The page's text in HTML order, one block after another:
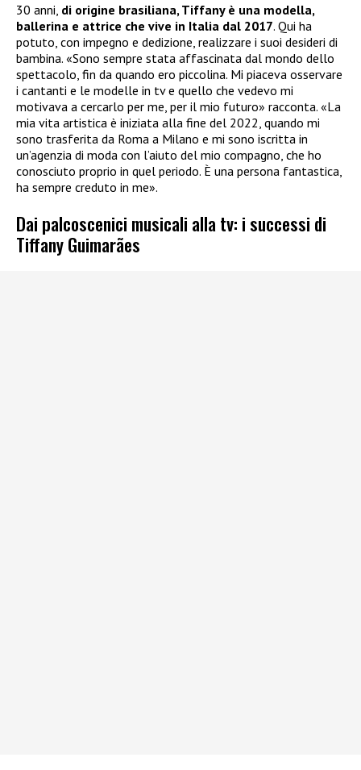
30 anni, di origine brasiliana, Tiffany è una modella,
ballerina e attrice che vive in Italia dal 2017. Qui ha
potuto, con impegno e dedizione, realizzare i suoi desideri di
bambina. «Sono sempre stata affascinata dal mondo dello
spettacolo, fin da quando ero piccolina. Mi piaceva osservare
i cantanti e le modelle in tv e quello che vedevo mi
motivava a cercarlo per me, per il mio futuro» racconta. «La
mia vita artistica è iniziata alla fine del 2022, quando mi
sono trasferita da Roma a Milano e mi sono iscritta in
un’agenzia di moda con l’aiuto del mio compagno, che ho
conosciuto proprio in quel periodo. È una persona fantastica,
ha sempre creduto in me».
Dai palcoscenici musicali alla tv: i successi di
Tiffany Guimarães